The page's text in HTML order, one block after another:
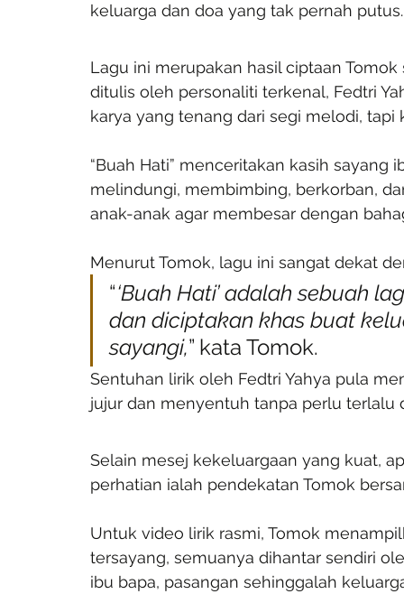
keluarga dan doa yang tak pernah putus.
Lagu ini merupakan hasil ciptaan
ditulis oleh personaliti terkenal, Fedtri
karya yang tenang dari segi melodi, tapi
“Buah Hati” menceritakan kasih
melindungi, membimbing, berkorban,
anak-anak agar membesar dengan
Menurut Tomok, lagu ini sangat dekat
“‘Buah Hati’ adalah sebuah
dan diciptakan khas buat
sayangi,” kata Tomok.
Sentuhan lirik oleh Fedtri Yahya pula
jujur dan menyentuh tanpa perlu terlalu
Selain mesej kekeluargaan yang kuat,
perhatian ialah pendekatan Tomok
Untuk video lirik rasmi, Tomok
tersayang, semuanya dihantar sendiri
ibu bapa, pasangan sehinggalah